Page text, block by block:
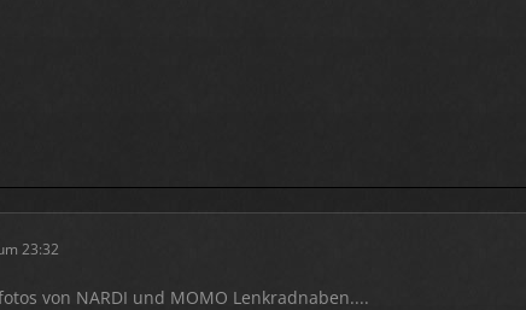
23:32
von NARDI und MOMO Lenkradnaben....